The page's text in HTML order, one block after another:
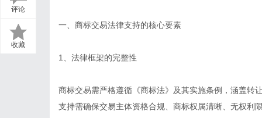
评论
收藏
一、商标交易法律支持的核心要素
1、法律框架的完整性
商标交易需严格遵循《商标法》及其实施条例，涵盖转
支持需确保交易主体资格合规、商标权属清晰、无权利